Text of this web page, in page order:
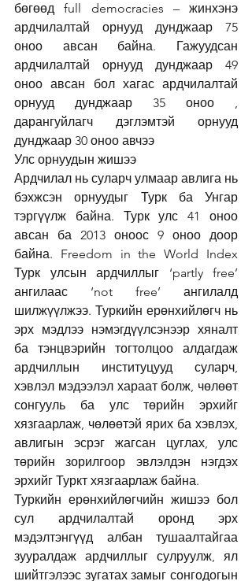
бөгөөд full democracies – жинхэнэ
ардчилалтай орнууд дунджаар 75
оноо авсан байна. Гажуудсан
ардчилалтай орнууд дунджаар 49
оноо авсан бол хагас ардчилалтай
орнууд дунджаар 35 оноо ,
дарангуйлагч дэглэмтэй орнууд
дунджаар 30 оноо авчээ
Улс орнуудын жишээ
Ардчилал нь суларч улмаар авлига нь
бэхжсэн орнуудыг Турк ба Унгар
тэргүүлж байна. Турк улс 41 оноо
авсан ба 2013 оноос 9 оноо доор
байна. Freedom in the World Index
Турк улсын ардчиллыг ‘partly free’
ангилаас ‘not free’ ангилалд
шилжүүлжээ. Туркийн ерөнхийлөгч нь
эрх мэдлээ нэмэгдүүлсэнээр хяналт
ба тэнцвэрийн тогтолцоо алдагдаж
ардчиллын институцууд суларч,
хэвлэл мэдээлэл хараат болж, чөлөөт
сонгууль ба улс төрийн эрхийг
хязгаарлаж, чөлөөтэй ярих ба хэвлэх,
авлигын эсрэг жагсан цуглах, улс
төрийн зорилгоор эвлэлдэн нэгдэх
эрхийг Туркт хязгаарлаж байна.
Туркийн ерөнхийлөгчийн жишээ бол
сул ардчилалтай оронд эрх
мэдэлтэнгүүд албан тушаалтайгаа
зууралдаж ардчиллыг сулруулж, ял
шийтгэлээс зугатах замыг сонгодогын